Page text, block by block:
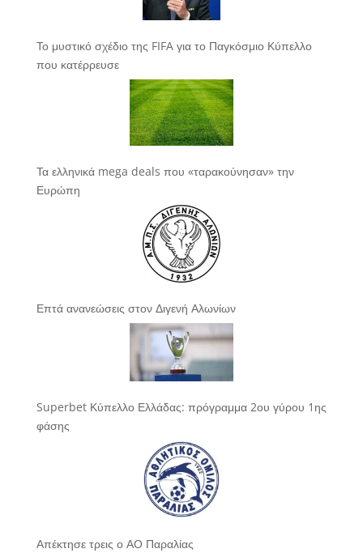
Το μυστικό σχέδιο της FIFA για το Παγκόσμιο Κύπελλο
που κατέρρευσε
Τα ελληνικά mega deals που «ταρακούνησαν» την
Ευρώπη
Επτά ανανεώσεις στον Διγενή Αλωνίων
Superbet Κύπελλο Ελλάδας: πρόγραμμα 2ου γύρου 1ης
φάσης
Απέκτησε τρεις ο ΑΟ Παραλίας